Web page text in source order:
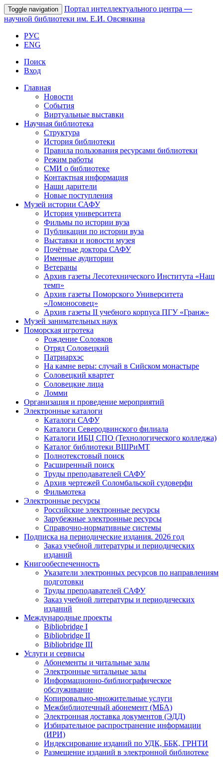
Toggle navigation Портал интеллектуального центра —
научной библиотеки им. Е.И. Овсянкина
РУС
ENG
Поиск
Вход
Главная
Новости
События
Виртуальные выставки
Научная библиотека
Структура
История библиотеки
Правила пользования ресурсами библиотеки
Режим работы
СМИ о библиотеке
Контактная информация
Наши дарители
Новые поступления
Музей истории САФУ
История университета
Фильмы по истории вуза
Публикации по истории вуза
Выставки и новости музея
Почётные доктора САФУ
Именные аудитории
Ветераны
Архив газеты Лесотехнического Института «Наш
темп»
Архив газеты Поморского Университета
«Ломоносовец»
Архив газеты II учебного корпуса ПГУ «Гранж»
Музей занимательных наук
Поморская игротека
Рождение Соловков
Отряд Соловецкий
Патриархэс
На камне веры: случай в Сийском монастыре
Соловецкий квартет
Соловецкие лица
Ломми
Организация и проведение мероприятий
Электронные каталоги
Каталоги САФУ
Каталоги Северодвинского филиала
Каталоги ИБЦ СПО (Технологического колледжа)
Каталог библиотеки ВШРиМТ
Полнотекстовый поиск
Расширенный поиск
Труды преподавателей САФУ
Архив чертежей Соломбальской судоверфи
Фильмотека
Электронные ресурсы
Российские электронные ресурсы
Зарубежные электронные ресурсы
Справочно-нормативные системы
Подписка на периодические издания. 2026 год
Заказ учебной литературы и периодических
изданий
Книгообеспеченность
Указатели электронных ресурсов по направлениям
подготовки
Труды преподавателей САФУ
Заказ учебной литературы и периодических
изданий
Международные проекты
Bibliobridge I
Bibliobridge II
Bibliobridge III
Услуги и сервисы
Абонементы и читальные залы
Электронные читальные залы
Информационно-библиографическое
обслуживание
Копировально-множительные услуги
Межбиблиотечный абонемент (МБА)
Электронная доставка документов (ЭДД)
Избирательное распространение информации
(ИРИ)
Индексирование изданий по УДК, ББК, ГРНТИ
Размещение изданий в электронной библиотеке